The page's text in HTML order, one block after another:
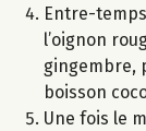
Entre-
l’oignon
gingembre,
boisson
Une fois le